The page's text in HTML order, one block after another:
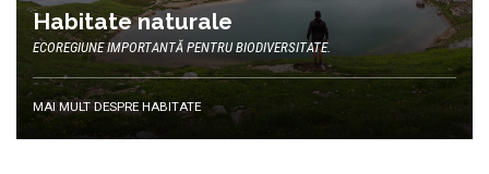
Habitate naturale
ECOREGIUNE IMPORTANTĂ PENTRU BIODIVERSITATE.
MAI MULT DESPRE HABITATE